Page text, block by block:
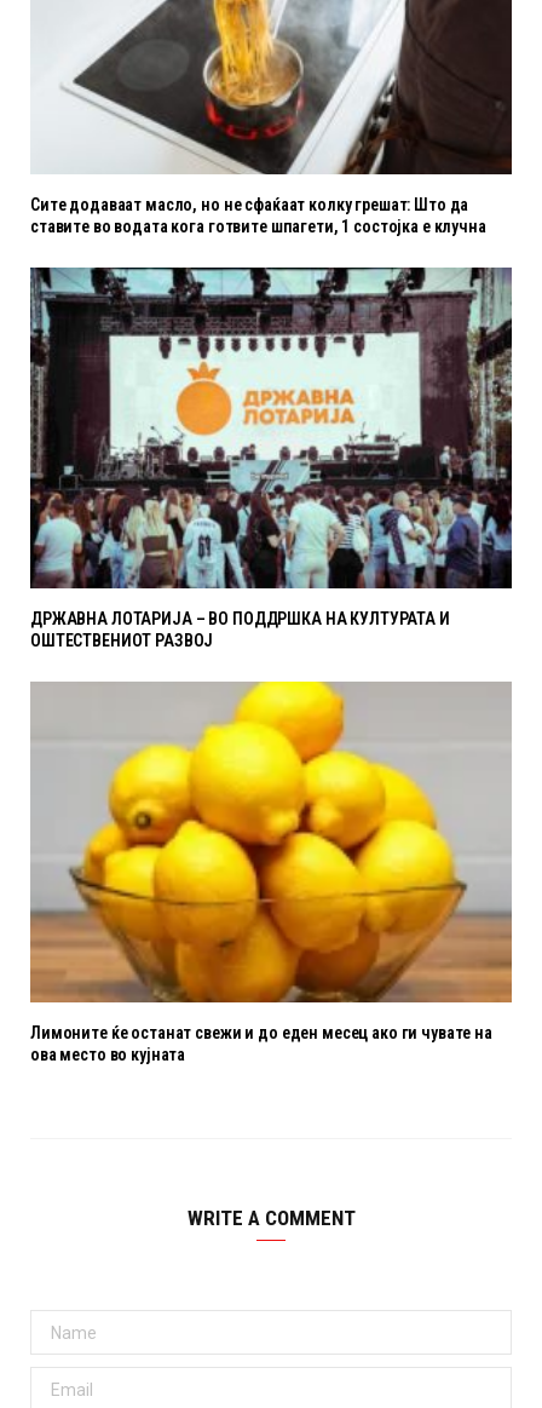
Сите додаваат масло, но не сфаќаат колку грешат: Што да
ставите во водата кога готвите шпагети, 1 состојка е клучна
ДРЖАВНА ЛОТАРИЈА – ВО ПОДДРШКА НА КУЛТУРАТА И
ОШТЕСТВЕНИОТ РАЗВОЈ
Лимоните ќе останат свежи и до еден месец ако ги чувате на
ова место во кујната
WRITE A COMMENT